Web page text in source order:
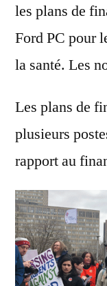
les plans de
Ford PC pour
la santé. Les
Les plans de
plusieurs
rapport au